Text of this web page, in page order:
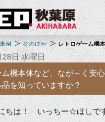
例 そのほか レトロゲーム機本体など、なが～く安
日 水曜日
機本体など、なが～く安
を知っていますか？
ちは！ いっちー☆ほしで